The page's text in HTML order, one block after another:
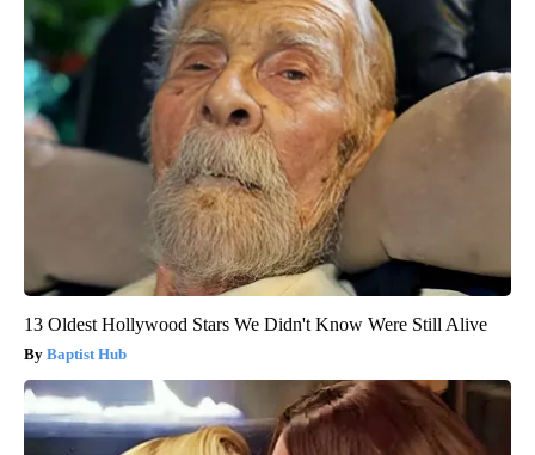
13 Oldest Hollywood Stars We Didn't Know Were Still Alive
Baptist Hub